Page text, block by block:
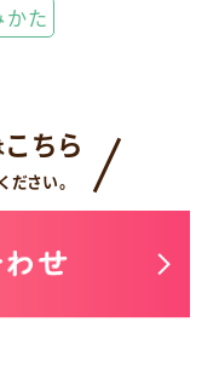
た
こちら
さい。